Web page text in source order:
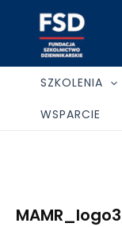
content
SZKOLENIA
WSPARCIE
MAMR_logo3
Post
navigation